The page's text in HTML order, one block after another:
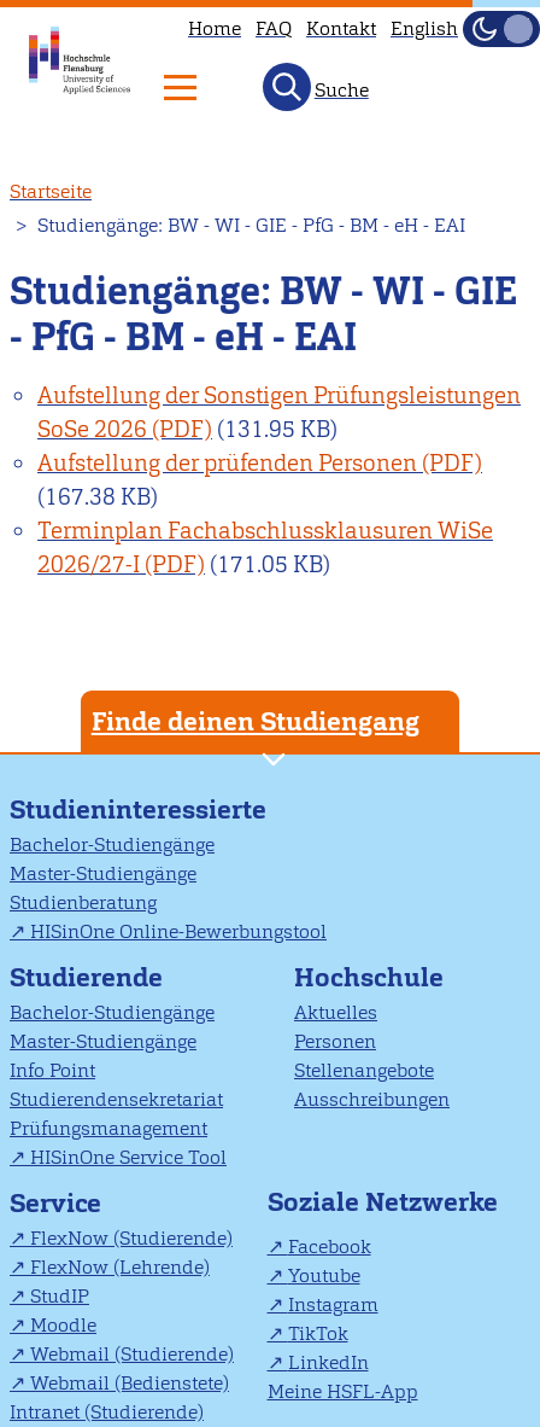
zum
Inhalt
Home FAQ Kontakt English
Hell
Suche
Startseite
Studiengänge: BW - WI - GIE - PfG - BM - eH - EAI
Studiengänge: BW - WI - GIE
- PfG - BM - eH - EAI
Aufstellung der Sonstigen Prüfungsleistungen
SoSe 2026
(131.95 KB)
Aufstellung der prüfenden Personen
(167.38 KB)
Terminplan Fachabschlussklausuren WiSe
2026/27-I
(171.05 KB)
Finde deinen Studiengang
Studieninteressierte
Bachelor-Studiengänge
Master-Studiengänge
Studienberatung
HISinOne Online-Bewerbungstool
Studierende
Bachelor-Studiengänge
Master-Studiengänge
Info Point
Studierendensekretariat
Prüfungsmanagement
HISinOne Service Tool
Hochschule
Aktuelles
Personen
Stellenangebote
Ausschreibungen
Service
FlexNow (Studierende)
FlexNow (Lehrende)
StudIP
Moodle
Webmail (Studierende)
Webmail (Bedienstete)
Intranet (Studierende)
Soziale Netzwerke
Facebook
Youtube
Instagram
TikTok
LinkedIn
Meine HSFL-App